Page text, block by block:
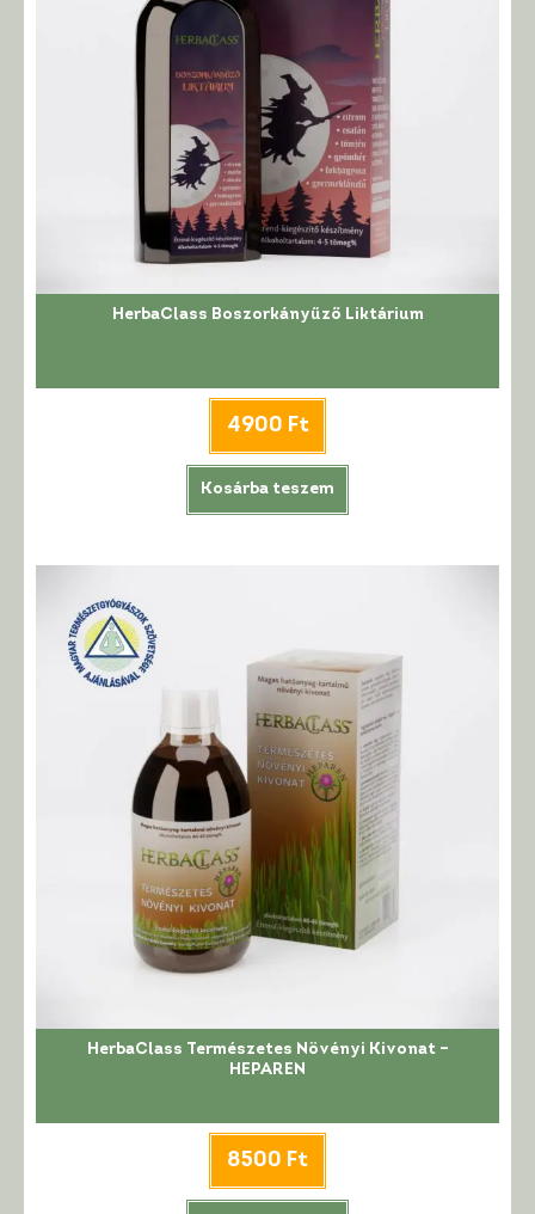
HerbaClass Boszorkányűző Liktárium
4900 Ft
Kosárba teszem
HerbaClass Természetes Növényi Kivonat –
HEPAREN
8500 Ft